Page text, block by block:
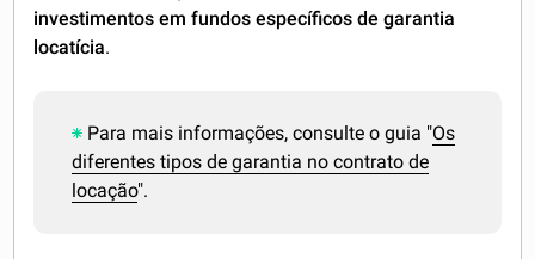
investimentos em fundos específicos de garantia
locatícia.
Para mais informações, consulte o guia "Os
diferentes tipos de garantia no contrato de
locação".